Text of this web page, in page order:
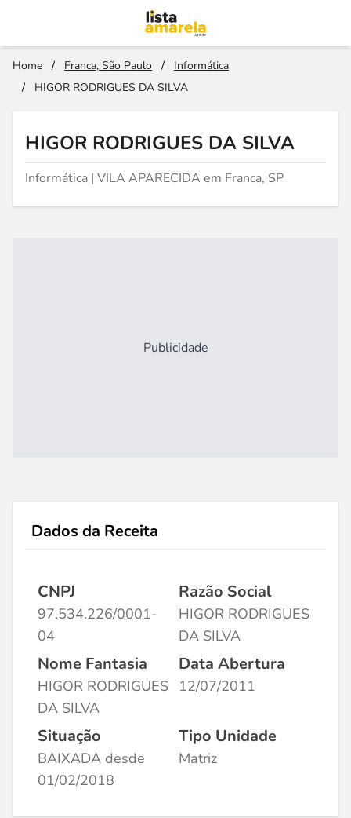
Home / Franca, São Paulo /
Informática
/
HIGOR RODRIGUES DA SILVA
HIGOR RODRIGUES DA SILVA
Informática | VILA APARECIDA em Franca, SP
Publicidade
Dados da Receita
CNPJ
97.534.226/0001-
04
Razão Social
HIGOR RODRIGUES
DA SILVA
Nome Fantasia
HIGOR RODRIGUES
DA SILVA
Data Abertura
12/07/2011
Situação
BAIXADA desde
01/02/2018
Tipo Unidade
Matriz